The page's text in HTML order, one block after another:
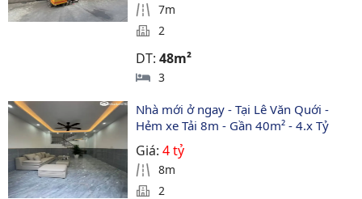
7m
2
DT:48m²
3
Nhà mới ở ngay - Tại Lê Văn Quới -
Hẻm xe Tải 8m - Gần 40m² - 4.x Tỷ
Giá:4 tỷ
8m
2